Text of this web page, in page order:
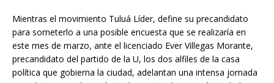
Mientras el movimiento Tuluá Líder, define su precandidato
para someterlo a una posible encuesta que se realizaría en
este mes de marzo, ante el licenciado Ever Villegas Morante,
precandidato del partido de la U, los dos alfiles de la casa
política que gobierna la ciudad, adelantan una intensa jornada